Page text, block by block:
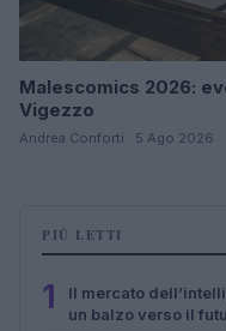
Malescomics 2026:
Vigezzo
Andrea Conforti · 5 Ago 2026
PIÙ LETTI
1
Il mercato
un balzo verso il